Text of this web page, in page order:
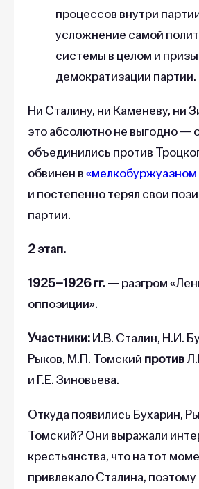
процессов внутри
усложнение самой
системы в целом и
демократизации партии.
Ни Сталину, ни Каменеву, ни
это абсолютно не выгодно —
объединились против
обвинен в
и постепенно терял свои
партии.
2 этап.
1925–1926 гг.— разгром
оппозиции».
Участники:И.В. Сталин, Н.И.
Рыков, М.П. Томский против
и Г.Е. Зиновьева.
Откуда появились Бухарин,
Томский? Они выражали
крестьянства, что на тот
привлекало Сталина, поэтому